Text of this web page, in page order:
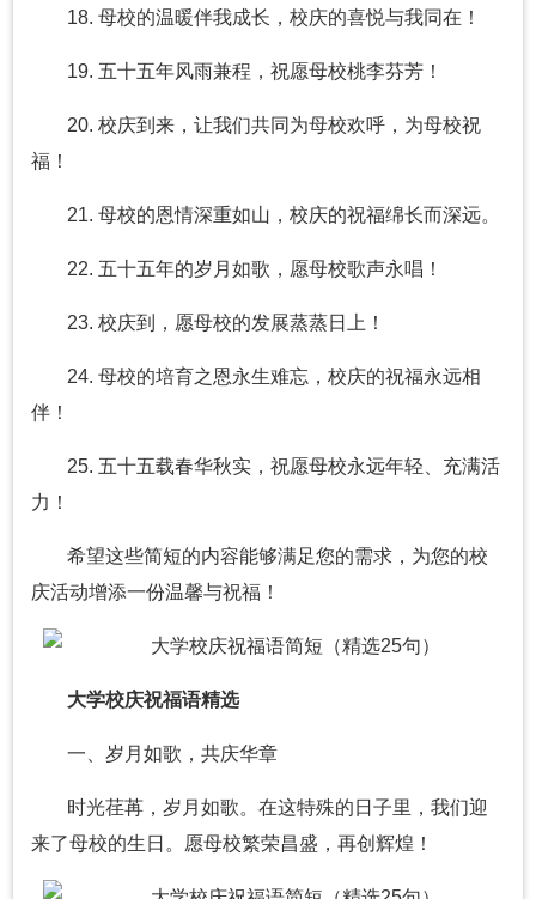
18. 母校的温暖伴我成长，校庆的喜悦与我同在！
19. 五十五年风雨兼程，祝愿母校桃李芬芳！
20. 校庆到来，让我们共同为母校欢呼，为母校祝
福！
21. 母校的恩情深重如山，校庆的祝福绵长而深远。
22. 五十五年的岁月如歌，愿母校歌声永唱！
23. 校庆到，愿母校的发展蒸蒸日上！
24. 母校的培育之恩永生难忘，校庆的祝福永远相
伴！
25. 五十五载春华秋实，祝愿母校永远年轻、充满活
力！
希望这些简短的内容能够满足您的需求，为您的校
庆活动增添一份温馨与祝福！
大学校庆祝福语精选
一、岁月如歌，共庆华章
时光荏苒，岁月如歌。在这特殊的日子里，我们迎
来了母校的生日。愿母校繁荣昌盛，再创辉煌！